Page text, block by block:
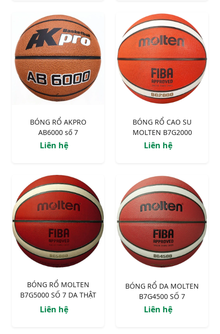
BÓNG RỔ AKPRO
AB6000 số 7
Liên hệ
BÓNG RỔ CAO SU
MOLTEN B7G2000
Liên hệ
BÓNG RỔ MOLTEN
B7G5000 SỐ 7 DA THẬT
Liên hệ
BÓNG RỔ DA MOLTEN
B7G4500 SỐ 7
Liên hệ